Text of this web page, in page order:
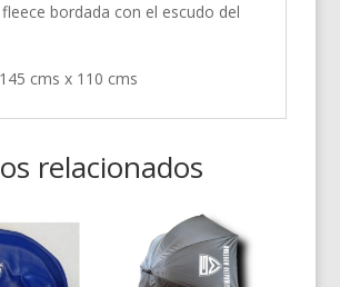
bordada con el escudo del
cms x 110 cms
relacionados